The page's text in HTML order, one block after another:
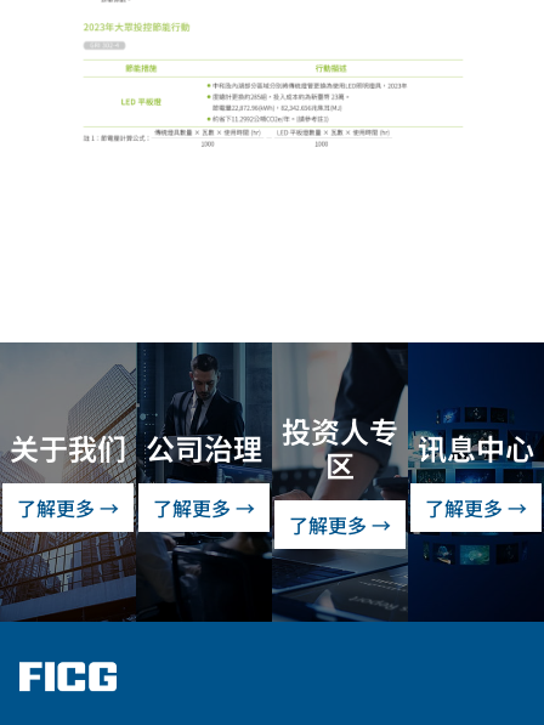
关于我们
了解更多 →
公司治理
了解更多 →
投资人专
区
了解更多 →
讯息中心
了解更多 →